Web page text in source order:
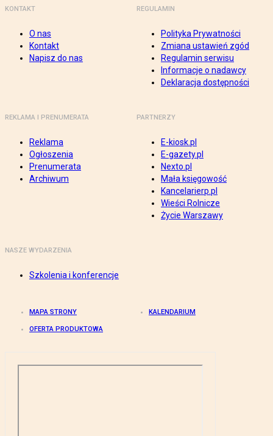
KONTAKT
O nas
Kontakt
Napisz do nas
REGULAMIN
Polityka Prywatności
Zmiana ustawień zgód
Regulamin serwisu
Informacje o nadawcy
Deklaracja dostępności
REKLAMA I PRENUMERATA
Reklama
Ogłoszenia
Prenumerata
Archiwum
PARTNERZY
E-kiosk.pl
E-gazety.pl
Nexto.pl
Mała księgowość
Kancelarierp.pl
Wieści Rolnicze
Życie Warszawy
NASZE WYDARZENIA
Szkolenia i konferencje
MAPA STRONY KALENDARIUM
OFERTA PRODUKTOWA